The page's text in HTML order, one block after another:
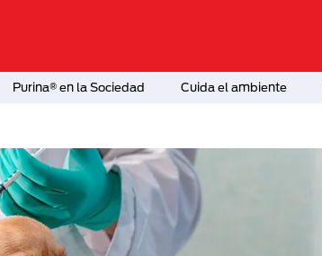
Purina® en la Sociedad Cuida el ambiente